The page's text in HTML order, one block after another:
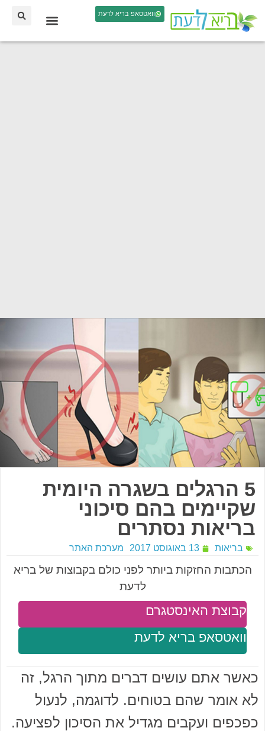
וואטסאפ בריא לדעת
5 הרגלים בשגרה היומית
שקיימים בהם סיכוני
בריאות נסתרים
בריאות 13 באוגוסט 2017 מערכת האתר
הכתבות החזקות ביותר לפני כולם בקבוצות של בריא
לדעת
וואטסאפ בריא לדעת
קבוצת האינסטגרם
כאשר אתם עושים דברים מתוך הרגל, זה
לא אומר שהם בטוחים. לדוגמה, לנעול
כפכפים ועקבים מגדיל את הסיכון לפציעה.